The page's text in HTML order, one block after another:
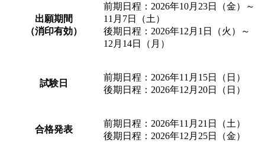
出願期間
（消印有効）
前期日程：2026年10月23日（金）～
11月7日（土）
後期日程：2026年12月1日（火）～
12月14日（月）
試験日
前期日程：2026年11月15日（日）
後期日程：2026年12月20日（日）
合格発表
前期日程：2026年11月21日（土）
後期日程：2026年12月25日（金）